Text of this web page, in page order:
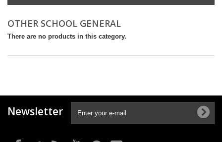
LIVRES ANCIENS AVANT 1945
OTHER SCHOOL GENERAL
There are no products in this category.
Newsletter